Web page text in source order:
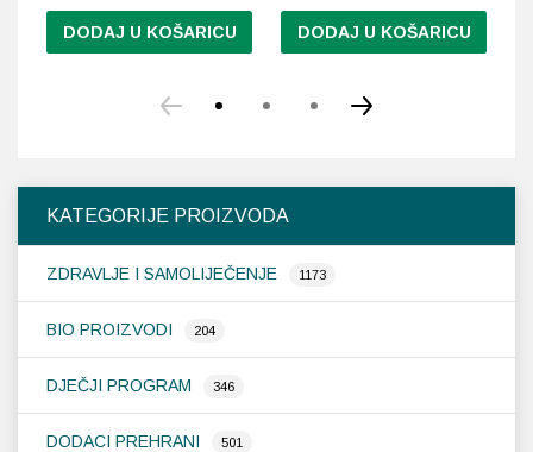
KATEGORIJE PROIZVODA
ZDRAVLJE I SAMOLIJEČENJE 1173
BIO PROIZVODI 204
DJEČJI PROGRAM 346
DODACI PREHRANI 501
DODAJ U KOŠARICU DODAJ U KOŠARICU